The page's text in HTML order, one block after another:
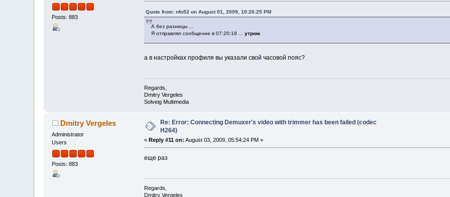
Posts: 883
Quote from: nfo52 on August 01, 2009, 10:26:25 PM
А без разницы ...
Я отправлял сообщение в 07:20:18 ... утром.
а в настройках профиля вы указали свой часовой пояс?
Regards,
Dmitry Vergeles
Solveig Multimedia
Dmitry Vergeles
Administrator
Users
Posts: 883
Re: Error: Connecting Demuxer's video with trimmer has been failed (codec
H264)
« Reply #11 on: August 03, 2009, 05:54:24 PM »
еще раз
Regards,
Dmitry Vergeles